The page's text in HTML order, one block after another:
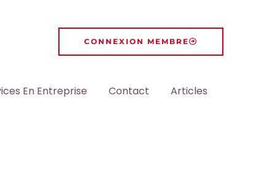
CONNEXION MEMBRE
En Entreprise Contact Articles